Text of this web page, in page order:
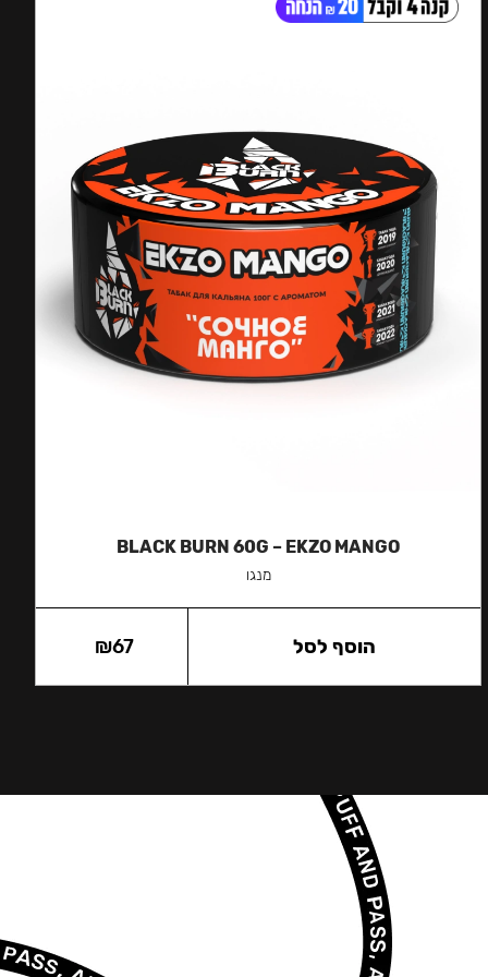
BLACK BURN 60G – EKZO MANGO
מנגו
₪67 הוסף לסל